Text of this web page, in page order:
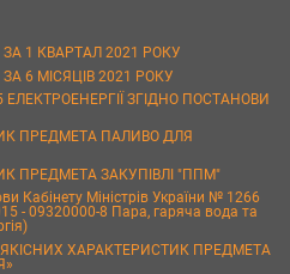
1 КВАРТАЛ 2021 РОКУ
6 МІСЯЦІВ 2021 РОКУ
ЗГІДНО ПОСТАНОВИ
ПРЕДМЕТА ПАЛИВО ДЛЯ
ПРЕДМЕТА ЗАКУПІВЛІ "ППМ"
Кабінету Міністрів України № 1266
- 09320000-8 Пара, гаряча вода та
ХАРАКТЕРИСТИК ПРЕДМЕТА